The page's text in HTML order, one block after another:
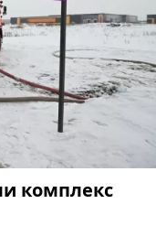
комплекс